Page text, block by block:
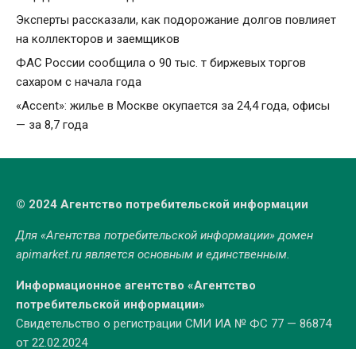
Эксперты рассказали, как подорожание долгов повлияет
на коллекторов и заемщиков
ФАС России сообщила о 90 тыс. т биржевых торгов
сахаром с начала года
«Accent»: жилье в Москве окупается за 24,4 года, офисы
— за 8,7 года
© 2024 Агентство потребительской информации
Для «Агентства потребительской информации» домен
apimarket.ruявляется основным и единственным.
Информационное агентство «Агентство
потребительской информации»
Свидетельство о регистрации СМИ ИА № ФС 77 — 86874
от 22.02.2024